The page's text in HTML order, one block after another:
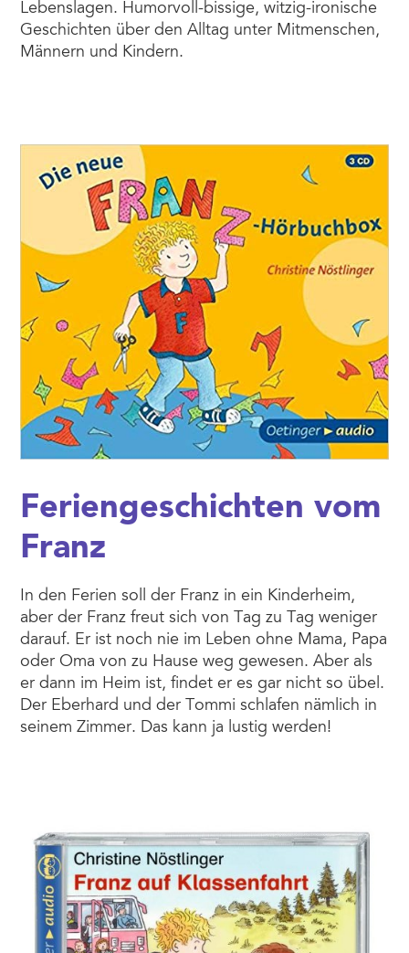
Lebenslagen. Humorvoll-bissige, witzig-ironische
Geschichten über den Alltag unter Mitmenschen,
Männern und Kindern.
Feriengeschichten vom
Franz
In den Ferien soll der Franz in ein Kinderheim,
aber der Franz freut sich von Tag zu Tag weniger
darauf. Er ist noch nie im Leben ohne Mama, Papa
oder Oma von zu Hause weg gewesen. Aber als
er dann im Heim ist, findet er es gar nicht so übel.
Der Eberhard und der Tommi schlafen nämlich in
seinem Zimmer. Das kann ja lustig werden!